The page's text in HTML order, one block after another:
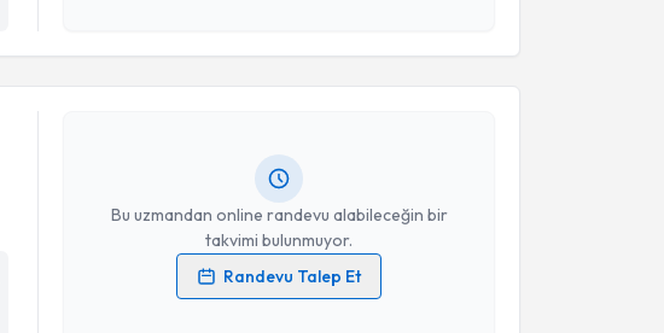
Bu uzmandan online randevu alabileceğin bir
takvimi bulunmuyor.
Randevu Talep Et
Dr. Asuman Kaplan Algıniçin randevu takvimi talebi oluşturun.
Size bu uzmandan randevu almanız için bir takvim
Kişisel verilerimin işlenmesine ilişkinAydınlatma Metni